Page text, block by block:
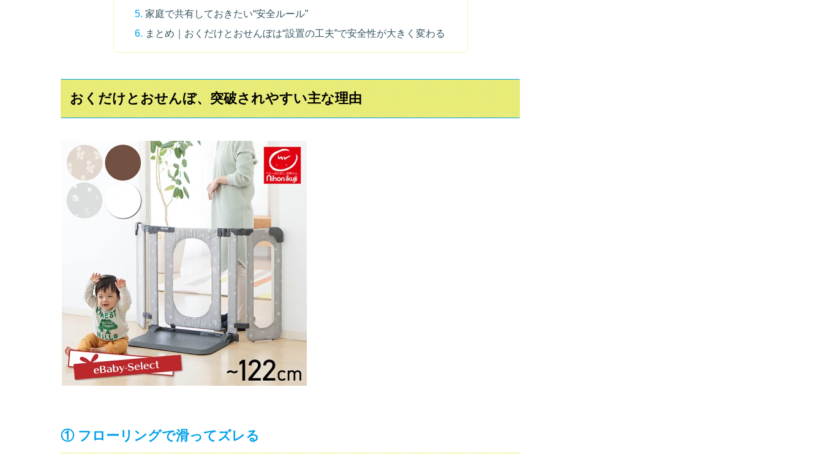
家庭で共有しておきたい“安全ルール”
まとめ｜おくだけとおせんぼは“設置の工夫”で安全性が大きく変わる
おくだけとおせんぼ、突破されやすい主な理由
① フローリングで滑ってズレる